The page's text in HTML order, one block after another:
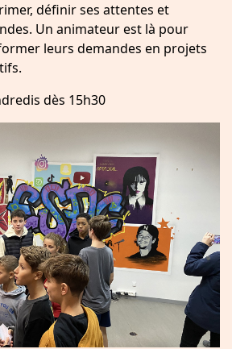
définir ses attentes et
Un animateur est là pour
leurs demandes en projets
dès 15h30